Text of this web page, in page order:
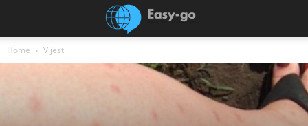
Home Vijesti